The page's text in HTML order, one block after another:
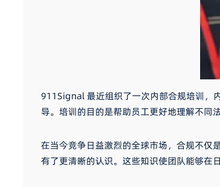
911Signal 最近组织了一次内部合规培训，
导。培训的目的是帮助员工更好地理解不同
在当今竞争日益激烈的全球市场，合规不仅
有了更清晰的认识。这些知识使团队能够在